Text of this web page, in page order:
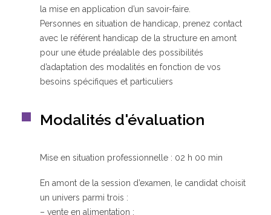
la mise en application d’un savoir-faire.
Personnes en situation de handicap, prenez contact
avec le référent handicap de la structure en amont
pour une étude préalable des possibilités
d’adaptation des modalités en fonction de vos
besoins spécifiques et particuliers
Modalités d'évaluation
Mise en situation professionnelle : 02 h 00 min
En amont de la session d’examen, le candidat choisit
un univers parmi trois :
– vente en alimentation ;